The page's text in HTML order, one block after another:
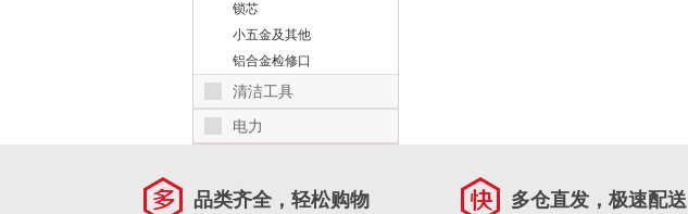
锁芯
小五金及其他
铝合金检修口
清洁工具
电力
品类齐全，轻松购物 多仓直发，极速配送